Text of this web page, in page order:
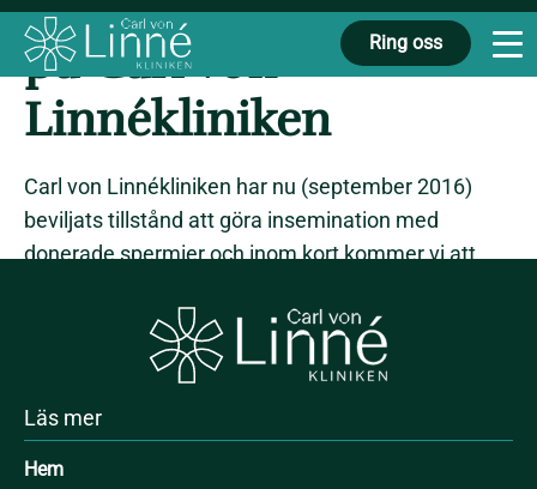
Ring oss
på Carl von
Linnékliniken
Carl von Linnékliniken har nu (september 2016)
beviljats tillstånd att göra insemination med
donerade spermier och inom kort kommer vi att
trädde en ny lag i kraft som innebär att även
ensamstående kvinnor kan få hjälp till graviditet
med donerade spermier.
Läs mer
Hem